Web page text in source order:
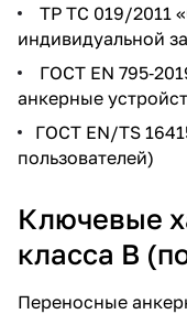
ТР ТС 019/2011
индивидуальной
ГОСТ EN
анкерные
ГОСТ EN/TS
пользователей)
Ключевые
класса B
Переносные